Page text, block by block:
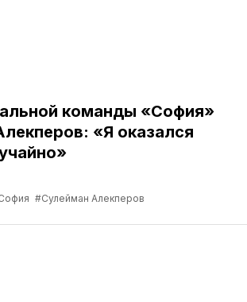
команды «София»
«Я оказался
#Сулейман Алекперов